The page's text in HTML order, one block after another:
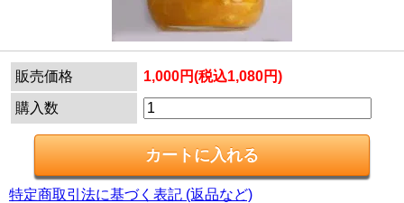
販売価格 1,000円(税込1,080円)
購入数
特定商取引法に基づく表記 (返品など)